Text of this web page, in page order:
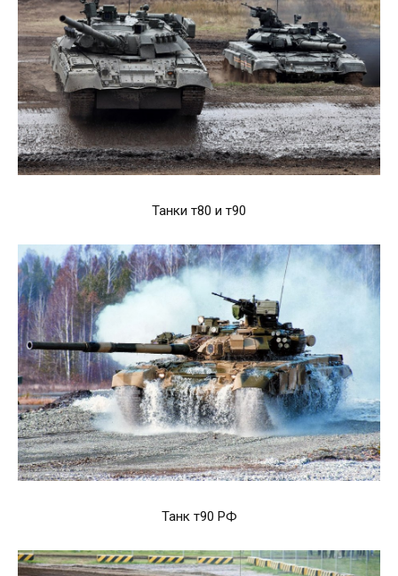
Танки т80 и т90
Танк т90 РФ